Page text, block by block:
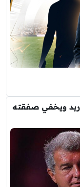
ويخفي صفقته